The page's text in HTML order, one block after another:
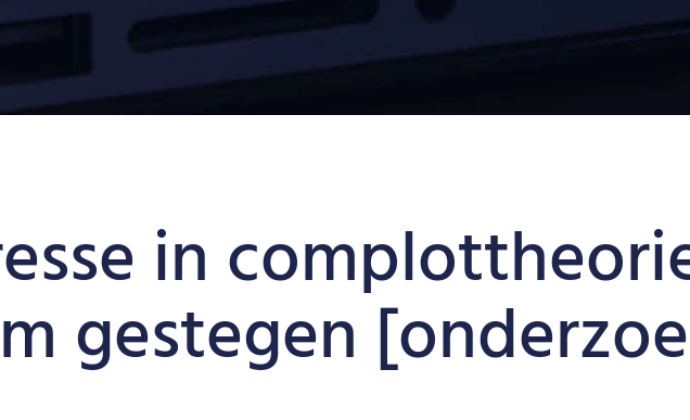
in
gestegen